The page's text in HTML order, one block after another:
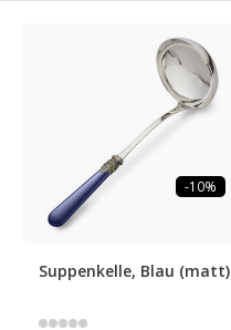
-10%
Suppenkelle, Blau (matt)